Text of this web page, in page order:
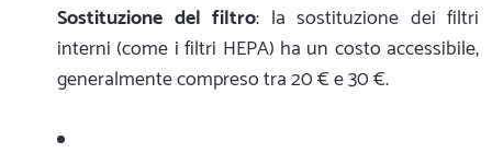
Sostituzione del filtro: la sostituzione dei filtri
interni (come i filtri HEPA) ha un costo accessibile,
generalmente compreso tra 20 € e 30 €.